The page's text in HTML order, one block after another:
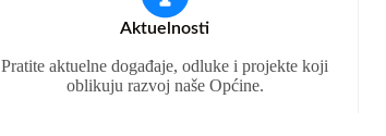
Aktuelnosti
Pratite aktuelne događaje, odluke i projekte koji
oblikuju razvoj naše Općine.